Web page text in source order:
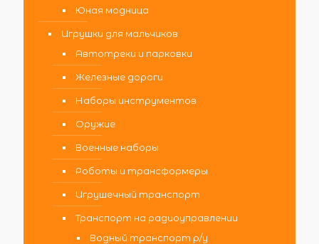
Юная модница
Игрушки для мальчиков
Автотреки и парковки
Железные дороги
Наборы инструментов
Оружие
Военные наборы
Роботы и трансформеры
Игрушечный транспорт
Транспорт на радиоуправлении
Водный транспорт р/у